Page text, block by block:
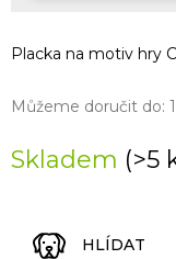
Skladem (>5
Můžeme doručit do:
Placka na motiv hry
HLÍDAT